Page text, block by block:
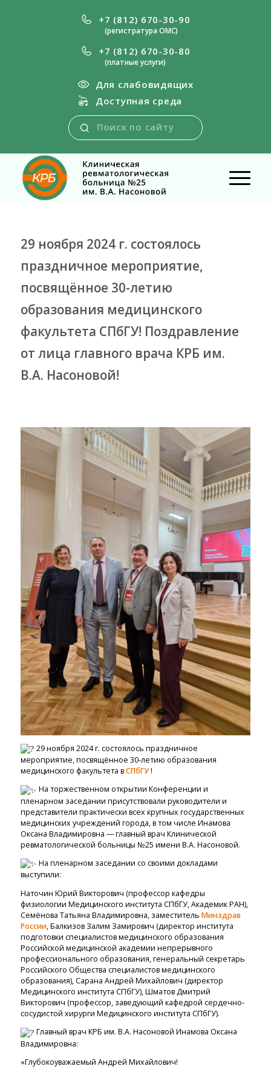
+7 (812) 670-30-90
(регистратура ОМС)
+7 (812) 670-30-80
(платные услуги)
Для слабовидящих
Доступная среда
29 ноября 2024 г. состоялось
праздничное мероприятие,
посвящённое 30-летию
образования медицинского
факультета СПбГУ! Поздравление
от лица главного врача КРБ им.
В.А. Насоновой!
29 ноября 2024 г. состоялось праздничное
мероприятие, посвящённое 30-летию образования
медицинского факультета вСПбГУ!
На торжественном открытии Конференции и
пленарном заседании присутствовали руководители и
представители практически всех крупных государственных
медицинских учреждений города, в том числе Инамова
Оксана Владимировна — главный врач Клинической
ревматологической больницы №25 имени В.А. Насоновой.
На пленарном заседании со своими докладами
выступили:
Наточин Юрий Викторович (профессор кафедры
физиологии Медицинского института СПбГУ, Академик РАН),
Семёнова Татьяна Владимировна, заместитель Минздрав
России, Балкизов Залим Замирович (директор института
подготовки специалистов медицинского образования
Российской медицинской академии непрерывного
профессионального образования, генеральный секретарь
Российского Общества специалистов медицинского
образования), Сарана Андрей Михайлович (директор
Медицинского института СПбГУ), Шматов Дмитрий
Викторович (профессор, заведующий кафедрой сердечно-
сосудистой хирурги Медицинского института СПбГУ).
Главный врач КРБ им. В.А. Насоновой Инамова Оксана
Владимировна:
«Глубокоуважаемый Андрей Михайлович!